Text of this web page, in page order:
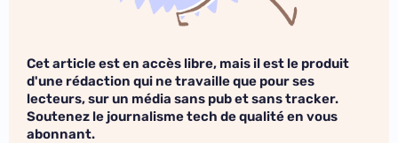
Cet article est en accès libre, mais il est le produit
d'une rédaction qui ne travaille que pour ses
lecteurs, sur un média sans pub et sans tracker.
Soutenez le journalisme tech de qualité en vous
abonnant.